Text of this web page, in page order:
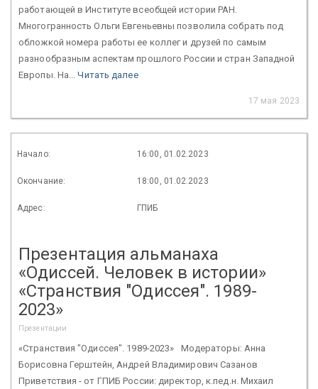
работающей в Институте всеобщей истории РАН.
Многогранность Ольги Евгеньевны позволила собрать под
обложкой номера работы ее коллег и друзей по самым
разнообразным аспектам прошлого России и стран Западной
Европы. На...Читать далее
17 мая 2023
Начало: 16:00, 01.02.2023
Окончание: 18:00, 01.02.2023
Адрес: ГПИБ
Презентация альманаха
«Одиссей. Человек в истории»
«Странствия "Одиссея". 1989-
2023»
Презентации
«Странствия "Одиссея". 1989-2023» Модераторы: Анна
Борисовна Герштейн, Андрей Владимирович Сазанов
Приветствия - от ГПИБ России: директор, к.пед.н. Михаил